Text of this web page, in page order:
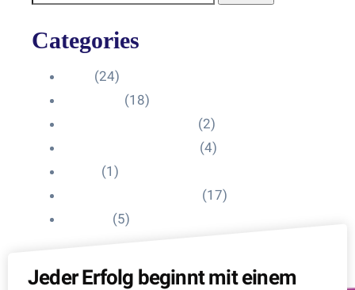
Categories
(24)
(18)
(2)
(4)
(1)
(17)
(5)
Jeder Erfolg beginnt mit einem